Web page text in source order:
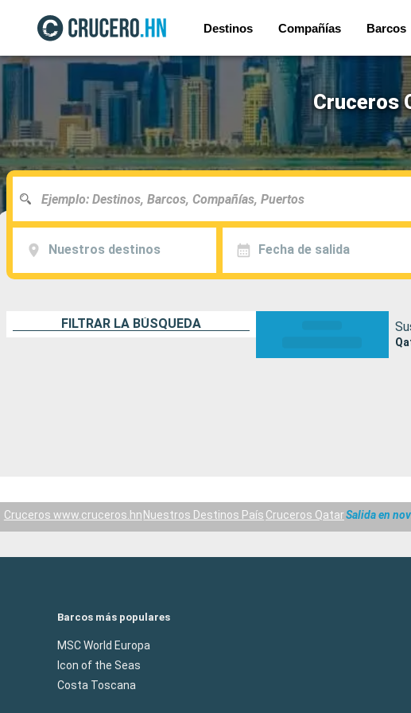
Destinos Compañías Barcos
Cruceros
Nuestros destinos Fecha de salida
FILTRAR LA BÚSQUEDA
Cruceros www.cruceros.hn Nuestros Destinos País Cruceros QatarSalida en
Barcos más populares
MSC World Europa
Icon of the Seas
Costa Toscana